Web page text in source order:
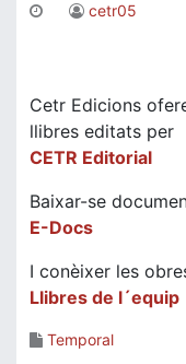
cetr05
Cetr Edicions
llibres editats per
CETR Editorial
Baixar-se
E-Docs
I conèixer les
Llibres de l´equip
Temporal